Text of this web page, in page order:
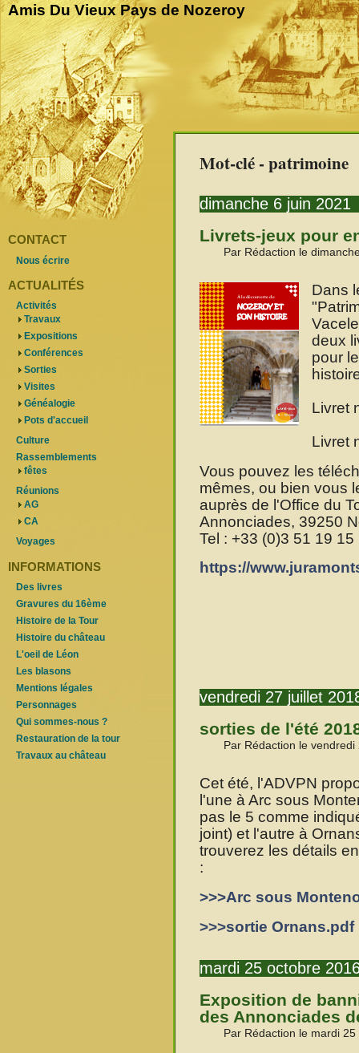
Amis Du Vieux Pays de Nozeroy
Mot-clé - patrimoine
dimanche 6 juin 2021
Livrets-jeux pour
Par Rédaction le
Dans
deux
pour
Livret
Livret
Vous pouvez les
mêmes, ou bien vous
auprès de l'Office du
Annonciades, 39250
Tel : +33 (0)3 51 19 15
https://
vendredi 27 juillet
sorties de l'été
Par Rédaction le
Cet été, l'ADVPN
l'une à Arc sous
pas le 5 comme
joint) et l'autre à
trouverez les détails
:
>>>Arc sous
>>>sortie Ornans.pdf
mardi 25 octobre
Exposition de
des Annonciades
Par Rédaction le mardi
CONTACT
Nous écrire
ACTUALITÉS
Activités
Travaux
Expositions
Conférences
Sorties
Visites
Généalogie
Pots d'accueil
Culture
Rassemblements
fêtes
Réunions
AG
CA
Voyages
INFORMATIONS
Des livres
Gravures du 16ème
Histoire de la Tour
Histoire du château
L'oeil de Léon
Les blasons
Mentions légales
Personnages
Qui sommes-nous ?
Restauration de la tour
Travaux au château